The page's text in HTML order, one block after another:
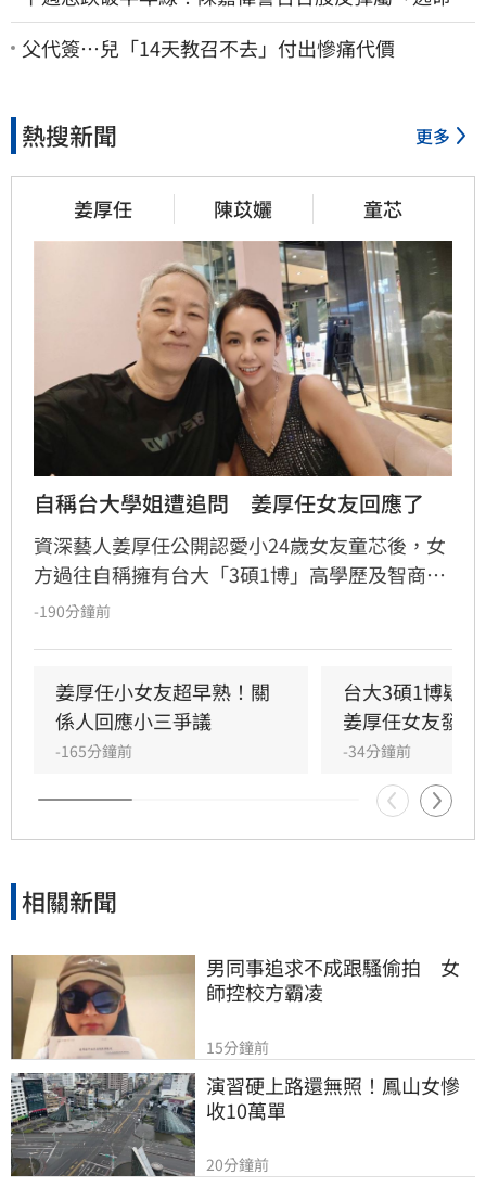
波」：空頭大屠殺剛開始
父代簽…兒「14天教召不去」付出慘痛代價
熱搜新聞 更多
姜厚任 陳苡孋 童芯
自稱台大學姐遭追問　姜厚任女友回應了
資深藝人姜厚任公開認愛小24歲女友童芯後，女
方過往自稱擁有台大「3碩1博」高學歷及智商
146等背景引發外界高度質疑。童芯日前於社群
件，導致話題持續發酵，網友針對其學歷真實性
仍存有諸多疑問。面對女友身陷輿論風波，姜厚
任展現力挺態度，笑稱兩人的戀情已像偵探片，
-190分鐘前
姜厚任小女友超早熟！關
係人回應小三爭議
-165分鐘前
台大3碩1博疑
姜厚任女友發聲
-34分鐘前
相關新聞
男同事追求不成跟騷偷拍　女
師控校方霸凌
15分鐘前
演習硬上路還無照！鳳山女慘
收10萬單
20分鐘前